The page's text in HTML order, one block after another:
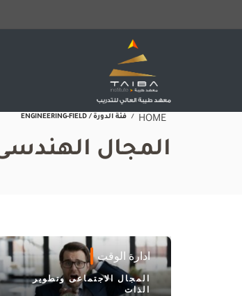
HOME فئة الدورة / ENGINEERING-FIELD
المجال
ادارة الوقت
المجال الاجتماعى وتطوير
الذات